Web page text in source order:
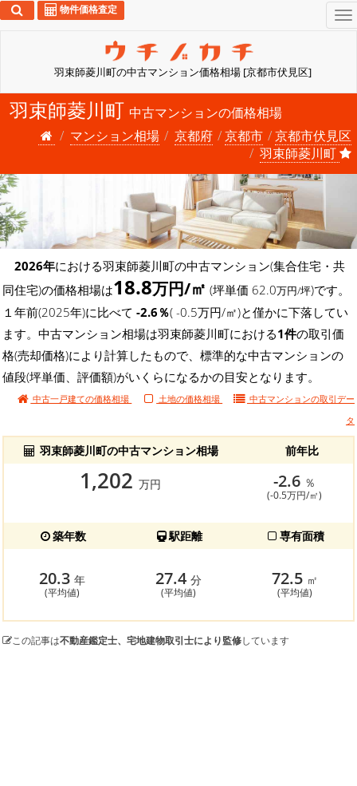
羽束師菱川町の中古マンション価格相場 [京都市伏見区]
物件価格査定
羽束師菱川町 中古マンションの価格相場
マンション相場
京都府 京都市
京都市伏見区
羽束師菱川町
2026年における羽束師菱川町の中古マンション(集合住宅・共
同住宅)の価格相場は18.8万円/㎡ (坪単価 62.0万円/坪)です。
１年前(2025年)に比べて -2.6％( -0.5万円/㎡)と僅かに下落してい
ます。中古マンション相場は羽束師菱川町における1件の取引価
格(売却価格)により計算したもので、標準的な中古マンションの
値段(坪単価、評価額)がいくらになるかの目安となります。
中古一戸建ての価格相場 土地の価格相場 中古マンションの取引デー
タ
羽束師菱川町の中古マンション相場 前年比
1,202 万円 -2.6 ％
(-0.5万円/㎡)
築年数 駅距離 専有面積
20.3 年
(平均値)
27.4 分
(平均値)
72.5 ㎡
(平均値)
この記事は不動産鑑定士、宅地建物取引士により監修しています